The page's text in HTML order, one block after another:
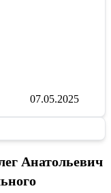
07.05.2025
Анатольевич